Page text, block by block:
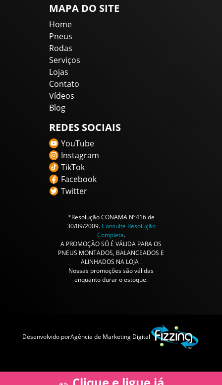
MAPA DO SITE
Home
Pneus
Rodas
Serviços
Lojas
Contato
Vídeos
Blog
REDES SOCIAIS
YouTube
Instagram
TikTok
Facebook
Twitter
*Resolução CONAMA Nº416 de
30/09/2009.Consulte Resolução
Completa.
A PROMOÇÃO SÓ É VÁLIDA PARA OS
PNEUS MONTADOS, BALANCEADOS E
ALINHADOS NA LOJA .
Nossas promoções são válidas
enquanto durar o estoque.
Desenvolvido porAgência de Marketing Digital